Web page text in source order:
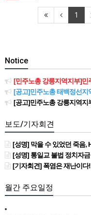
1
Notice
[민주노총 강릉지역지부]민주노총
[공고]민주노총 태백정선지역
[공고]민주노총 강릉지역지부
보도/기자회견
[성명] 막을 수 있었던 죽음, HL만도가 책임져라 :
[성명] 통일교 불법 정치자금
[기자회견] 폭염은 재난이다! 폭염으로부터 안전
월간 주요일정